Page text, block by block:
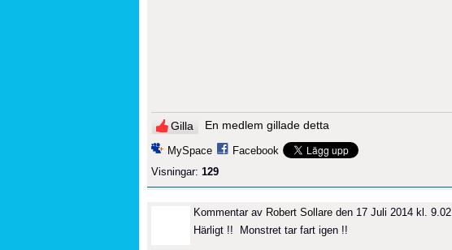
Gilla En medlem gillade detta
MySpace
Facebook
Visningar: 129
Kommentar av Robert Sollare den 17 Juli 2014 kl. 9.02
Härligt !! Monstret tar fart igen !!